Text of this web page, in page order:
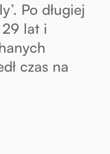
Po długiej
lat i
czas na